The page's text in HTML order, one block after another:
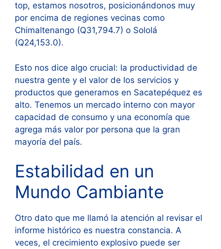
top, estamos nosotros, posicionándonos muy
por encima de regiones vecinas como
Chimaltenango (Q31,794.7) o Sololá
(Q24,153.0).
Esto nos dice algo crucial: la productividad de
nuestra gente y el valor de los servicios y
productos que generamos en Sacatepéquez es
alto. Tenemos un mercado interno con mayor
capacidad de consumo y una economía que
agrega más valor por persona que la gran
mayoría del país.
Estabilidad en un
Mundo Cambiante
Otro dato que me llamó la atención al revisar el
informe histórico es nuestra constancia. A
veces, el crecimiento explosivo puede ser